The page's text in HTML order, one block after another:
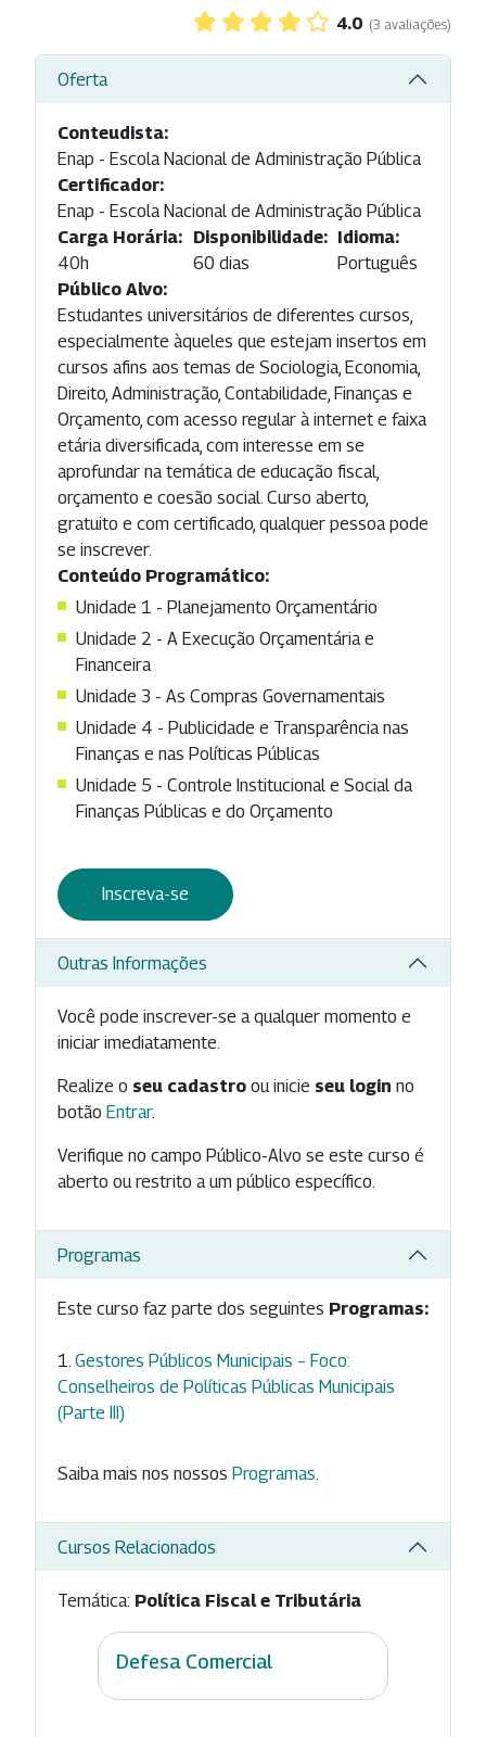
4.0 (3 avaliações)
Oferta
Conteudista:
Enap - Escola Nacional de Administração Pública
Certificador:
Enap - Escola Nacional de Administração Pública
Carga Horária:
40h
Disponibilidade:
60 dias
Idioma:
Português
Público Alvo:
Estudantes universitários de diferentes cursos,
especialmente àqueles que estejam insertos em
cursos afins aos temas de Sociologia, Economia,
Direito, Administração, Contabilidade, Finanças e
Orçamento, com acesso regular à internet e faixa
etária diversificada, com interesse em se
aprofundar na temática de educação fiscal,
orçamento e coesão social. Curso aberto,
gratuito e com certificado, qualquer pessoa pode
se inscrever.
Conteúdo Programático:
Unidade 1 - Planejamento Orçamentário
Unidade 2 - A Execução Orçamentária e
Financeira
Unidade 3 - As Compras Governamentais
Unidade 4 - Publicidade e Transparência nas
Finanças e nas Políticas Públicas
Unidade 5 - Controle Institucional e Social da
Finanças Públicas e do Orçamento
Inscreva-se
Outras Informações
Você pode inscrever-se a qualquer momento e
iniciar imediatamente.
Realize o seu cadastro ou inicie seu login no
botão Entrar.
Verifique no campo Público-Alvo se este curso é
aberto ou restrito a um público específico.
Programas
Este curso faz parte dos seguintes Programas:
Gestores Públicos Municipais – Foco:
Conselheiros de Políticas Públicas Municipais
(Parte III)
Saiba mais nos nossos Programas.
Cursos Relacionados
Temática: Política Fiscal e Tributária
Defesa Comercial